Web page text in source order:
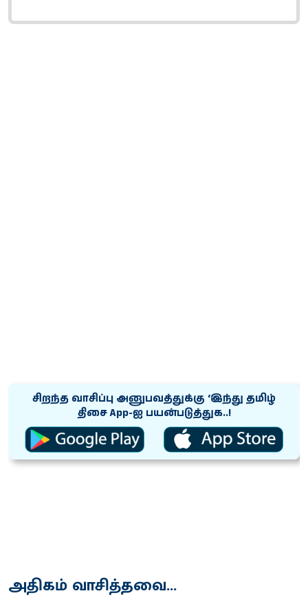
சிறந்த வாசிப்பு அனுபவத்துக்கு ‘இந்து தமிழ்
திசை App-ஐ பயன்படுத்துக..!
அதிகம் வாசித்தவை...